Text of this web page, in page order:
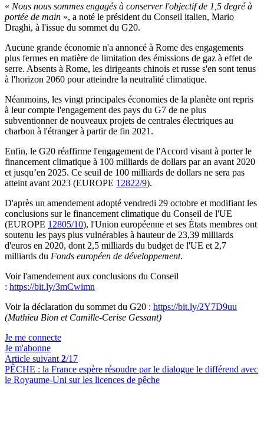
« Nous nous sommes engagés à conserver l'objectif de 1,5 degré à
portée de main », a noté le président du Conseil italien, Mario
Draghi, à l'issue du sommet du G20.
Aucune grande économie n'a annoncé à Rome des engagements
plus fermes en matière de limitation des émissions de gaz à effet de
serre. Absents à Rome, les dirigeants chinois et russe s'en sont tenus
à l'horizon 2060 pour atteindre la neutralité climatique.
Néanmoins, les vingt principales économies de la planète ont repris
à leur compte l'engagement des pays du G7 de ne plus
subventionner de nouveaux projets de centrales électriques au
charbon à l'étranger à partir de fin 2021.
Enfin, le G20 réaffirme l'engagement de l'Accord visant à porter le
financement climatique à 100 milliards de dollars par an avant 2020
et jusqu’en 2025. Ce seuil de 100 milliards de dollars ne sera pas
atteint avant 2023 (EUROPE 12822/9).
D'après un amendement adopté vendredi 29 octobre et modifiant les
conclusions sur le financement climatique du Conseil de l'UE
(EUROPE 12805/10), l'Union européenne et ses États membres ont
soutenu les pays plus vulnérables à hauteur de 23,39 milliards
d'euros en 2020, dont 2,5 milliards du budget de l'UE et 2,7
milliards du Fonds européen de développement.
Voir l'amendement aux conclusions du Conseil
: https://bit.ly/3mCwimn
Voir la déclaration du sommet du G20 : https://bit.ly/2Y7D9uu
(Mathieu Bion et Camille-Cerise Gessant)
Je me connecte
Je m'abonne
Article suivant 2/17
PÊCHE : la France espère résoudre par le dialogue le différend avec
le Royaume-Uni sur les licences de pêche